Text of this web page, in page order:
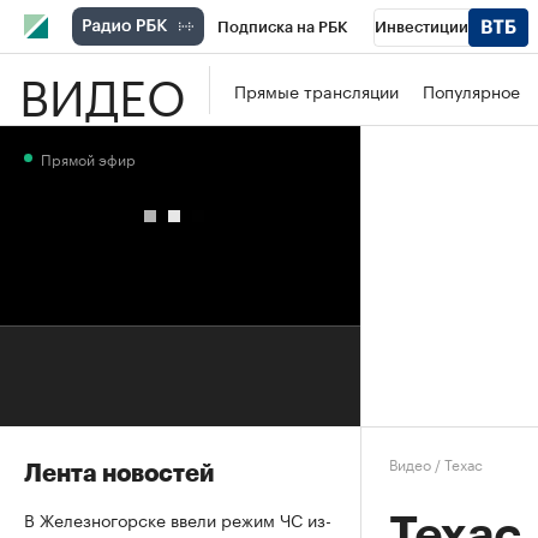
Подписка на РБК Инвестиции
ВИДЕО Прямые трансляции Популярное
Видео /Техас
Прямой эфир
Лента новостей
В Железногорске ввели режим ЧС из-